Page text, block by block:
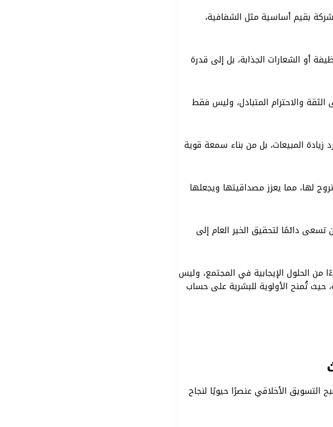
بقيم أساسية مثل الشفافية،
أو الشعارات الجذابة، بل إلى قدرة
والاحترام المتبادل، وليس فقط
زيادة المبيعات، بل من بناء سمعة قوية
لها، مما يعزز مصداقيتها ويجعلها
تسعى دائمًا لتحقيق الخير العام إلى
الحلول الإيجابية في المجتمع، وليس
حيث تُمنح الأولوية للبشرية على حساب
التسويق الأخلاقي عنصرًا حيويًا لنجاح